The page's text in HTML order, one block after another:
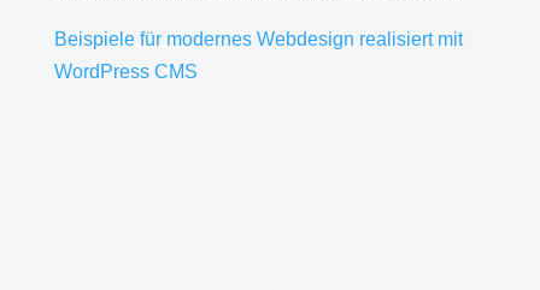
Beispiele für modernes Webdesign realisiert mit
WordPress CMS